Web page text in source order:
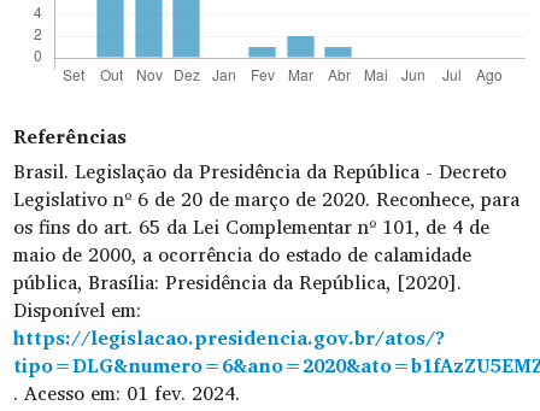
Referências
Brasil. Legislação da Presidência da República - Decreto
Legislativo nº 6 de 20 de março de 2020. Reconhece, para
os fins do art. 65 da Lei Complementar nº 101, de 4 de
maio de 2000, a ocorrência do estado de calamidade
pública, Brasília: Presidência da República, [2020].
Disponível em:
https://legislacao.presidencia.gov.br/atos/?
. Acesso em: 01 fev. 2024.